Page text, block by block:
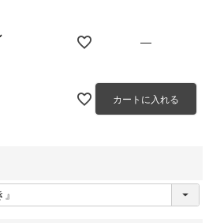
—
カートに入れる